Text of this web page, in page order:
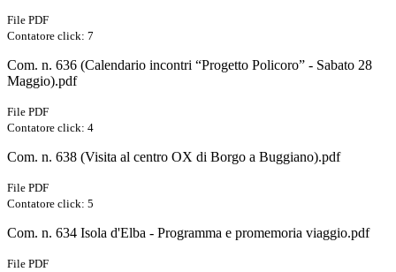
File PDF
Contatore click: 7
Com. n. 636 (Calendario incontri “Progetto Policoro” - Sabato 28
Maggio).pdf
File PDF
Contatore click: 4
Com. n. 638 (Visita al centro OX di Borgo a Buggiano).pdf
File PDF
Contatore click: 5
Com. n. 634 Isola d'Elba - Programma e promemoria viaggio.pdf
File PDF